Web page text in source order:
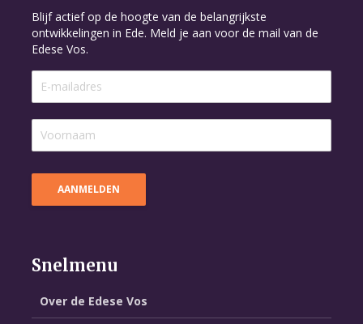
Blijf actief op de hoogte van de belangrijkste
ontwikkelingen in Ede. Meld je aan voor de mail van de
Edese Vos.
Snelmenu
Over de Edese Vos